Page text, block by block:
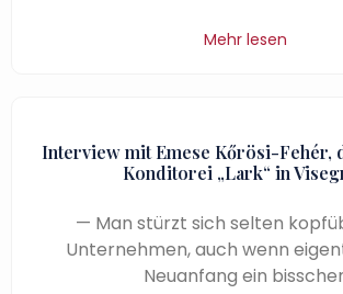
Mehr lesen
Interview mit Emese Kőrösi-Fehér,
Konditorei „Lark“ in
— Man stürzt sich selten
Unternehmen, auch wenn
Neuanfang ein